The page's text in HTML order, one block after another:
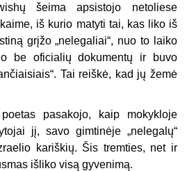
šeima apsistojo netoliese
iš kurio matyti tai, kas liko iš
grįžo „nelegaliai“, nuo to laiko
be oficialių dokumentų ir buvo
Tai reiškė, kad jų žemė
pasakojo, kaip mokykloje
jį, savo gimtinėje „nelegalų“
kariškių. Šis tremties, net ir
išliko visą gyvenimą.